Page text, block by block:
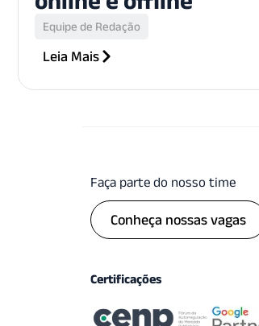
Equipe de Redação
Leia Mais
Faça parte do nosso time
Conheça nossas vagas
Certificações